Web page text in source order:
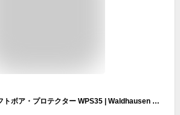
【送料無料】馬用 ソフトボア・プロテクター WPS35 | Waldhausen ドレサージュ ホースブーツ 左右セット 馬用 ボア レッグ プロテクター ソフトプロテクター ブラック ブラウン モコモコ フワフワ 馬具 足用 肢 足 脚 前肢 馬場用 乗馬 乗馬用 乗馬用品